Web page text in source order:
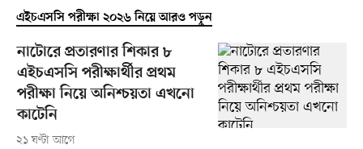
এইচএসসি পরীক্ষা ২০২৬ নিয়ে আরও পড়ুন
নাটোরে প্রতারণার শিকার ৮
এইচএসসি পরীক্ষার্থীর প্রথম
পরীক্ষা নিয়ে অনিশ্চয়তা এখনো
কাটেনি
২১ ঘণ্টা আগে